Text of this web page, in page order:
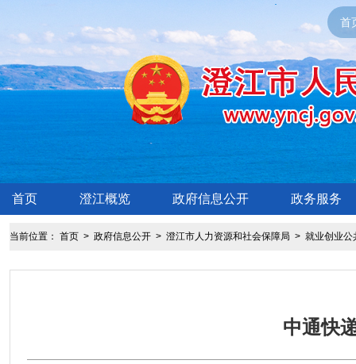
首
首页 澄江概览 政府信息公开 政务服务
当前位置： 首页> 政府信息公开> 澄江市人力资源和社会保障局 > 就业创业公
中通快